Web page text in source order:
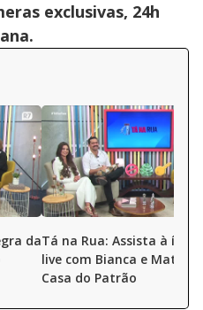
exclusivas, 24h
daTá na Rua: Assista à
live com Bianca e
Casa do Patrão